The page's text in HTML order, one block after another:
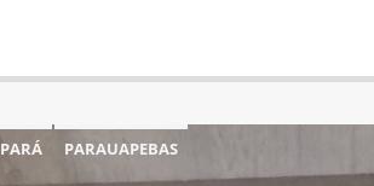
PARÁ PARAUAPEBAS